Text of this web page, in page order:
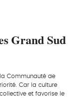
Grand Sud
Communauté de
Car la culture
et favorise le